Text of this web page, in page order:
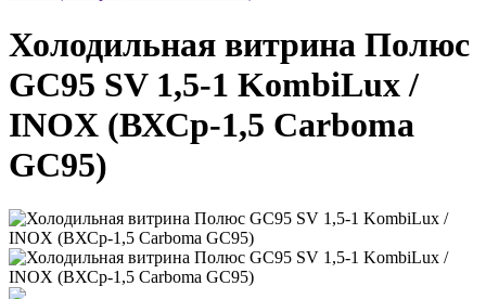
Холодильная витрина Полюс
GC95 SV 1,5-1 KombiLux /
INOX (ВХСр-1,5 Carboma
GC95)